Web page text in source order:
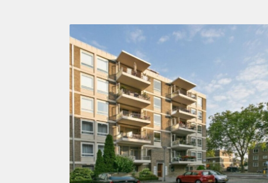
Huisdieren toegestaan: Afhankelijk van de Eigenaar
Huurtoeslag grens: Nee
Geschikt voor studenten: Afhankelijk van de Eigenaar